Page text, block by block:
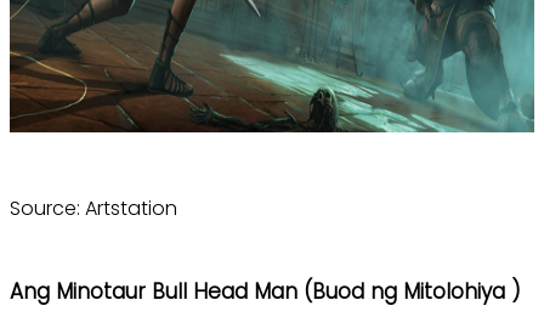
Source: Artstation
Ang Minotaur Bull Head Man (Buod ng Mitolohiya )